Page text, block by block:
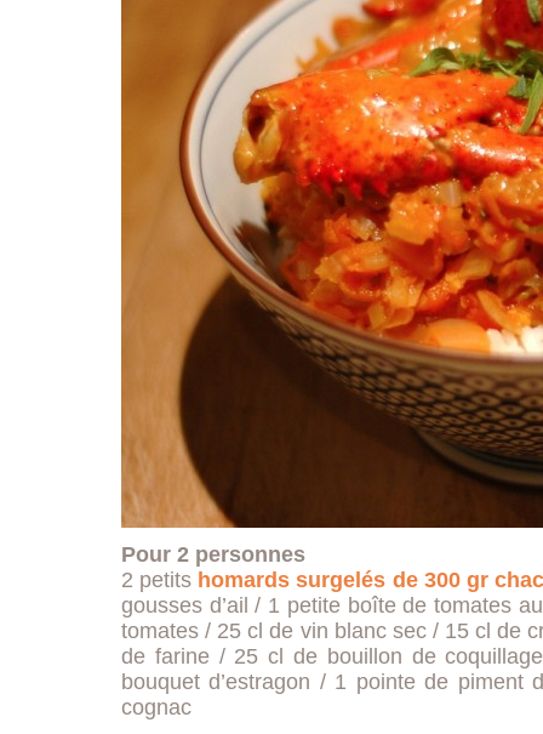
Pour 2 personnes
2 petits homards surgelés de 300 gr
gousses d’ail / 1 petite boîte de tomates
tomates / 25 cl de vin blanc sec / 15 cl de
de farine / 25 cl de bouillon de
bouquet d’estragon / 1 pointe de piment
cognac